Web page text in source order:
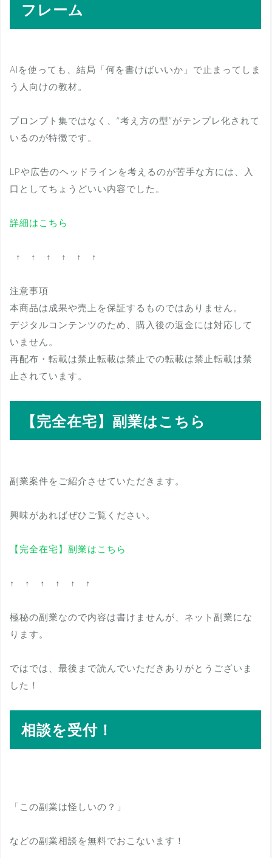
フレーム
AIを使っても、結局「何を書けばいいか」で止まってしま
う人向けの教材。
プロンプト集ではなく、“考え方の型”がテンプレ化されて
いるのが特徴です。
LPや広告のヘッドラインを考えるのが苦手な方には、入
口としてちょうどいい内容でした。
詳細はこちら
↑ ↑ ↑ ↑ ↑ ↑
注意事項
本商品は成果や売上を保証するものではありません。
デジタルコンテンツのため、購入後の返金には対応して
いません。
再配布・転載は禁止転載は禁止での転載は禁止転載は禁
止されています。
【完全在宅】副業はこちら
副業案件をご紹介させていただきます。
興味があればぜひご覧ください。
【完全在宅】副業はこちら
↑ ↑ ↑ ↑ ↑ ↑
極秘の副業なので内容は書けませんが、ネット副業にな
ります。
ではでは、最後まで読んでいただきありがとうございま
した！
相談を受付！
「この副業は怪しいの？」
などの副業相談を無料でおこないます！